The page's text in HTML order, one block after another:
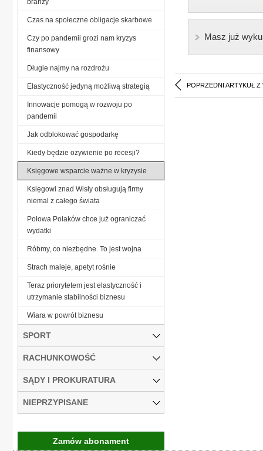
Masz już
POPRZEDNI ARTYKUŁ Z
Czas na społeczne obligacje skarbowe
Czy po pandemii grozi nam kryzys
finansowy
Długie najmy na rozdrożu
Elastyczność jedyną możliwą strategią
Innowacje pomogą w rozwoju po
pandemii
Jak odblokować gospodarkę
Kiedy będzie ożywienie po recesji?
Księgowe wsparcie ważne w kryzysie
Księgowi znad Wisły obsługują firmy
niemal z całego świata
Połowa Polaków chce już ograniczać
wydatki
Róbmy, co niezbędne. To jest wojna
Strach maleje, apetyt rośnie
Teraz priorytetem jest elastyczność i
utrzymanie stabilności biznesu
Wiara w powrót biznesu
SPORT
RACHUNKOWOŚĆ
SĄDY I PROKURATURA
NIEPRZYPISANE
Zamów abonament